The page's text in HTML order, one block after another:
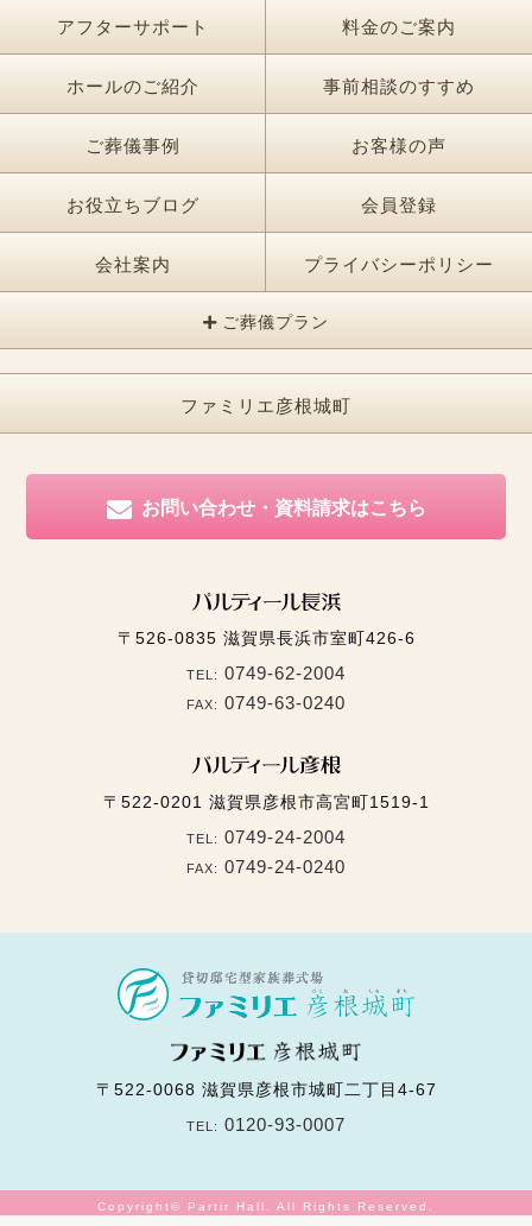
アフターサポート 料金のご案内
ホールのご紹介 事前相談のすすめ
ご葬儀事例 お客様の声
お役立ちブログ 会員登録
会社案内 プライバシーポリシー
ご葬儀プラン
ファミリエ彦根城町
お問い合わせ・資料請求はこちら
〒526-0835 滋賀県長浜市室町426-6
TEL: 0749-62-2004
FAX: 0749-63-0240
〒522-0201 滋賀県彦根市高宮町1519-1
TEL: 0749-24-2004
FAX: 0749-24-0240
〒522-0068 滋賀県彦根市城町二丁目4-67
TEL: 0120-93-0007
Copyright© Partir Hall. All Rights Reserved.